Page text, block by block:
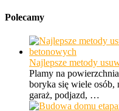
Polecamy
Najlepsze metody
Plamy na
boryka się wiele osób,
garaż, podjazd, …